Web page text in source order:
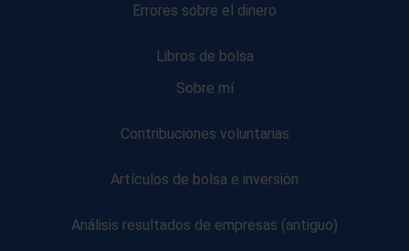
Errores sobre el dinero
Libros de bolsa
Sobre mí
Contribuciones voluntarias
Artículos de bolsa e inversión
Análisis resultados de empresas (antiguo)